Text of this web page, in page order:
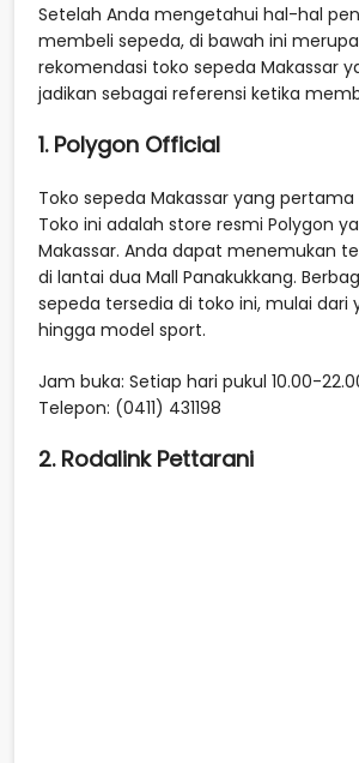
Setelah Anda mengetahui hal-hal
membeli sepeda, di bawah ini
rekomendasi toko sepeda Makassar
jadikan sebagai referensi ketika
1. Polygon Official
Toko sepeda Makassar yang pertama
Toko ini adalah store resmi Polygon
Makassar. Anda dapat menemukan
di lantai dua Mall Panakukkang.
sepeda tersedia di toko ini, mulai dari
hingga model sport.
Jam buka: Setiap hari pukul 10.00-
Telepon: (0411) 431198
2. Rodalink Pettarani